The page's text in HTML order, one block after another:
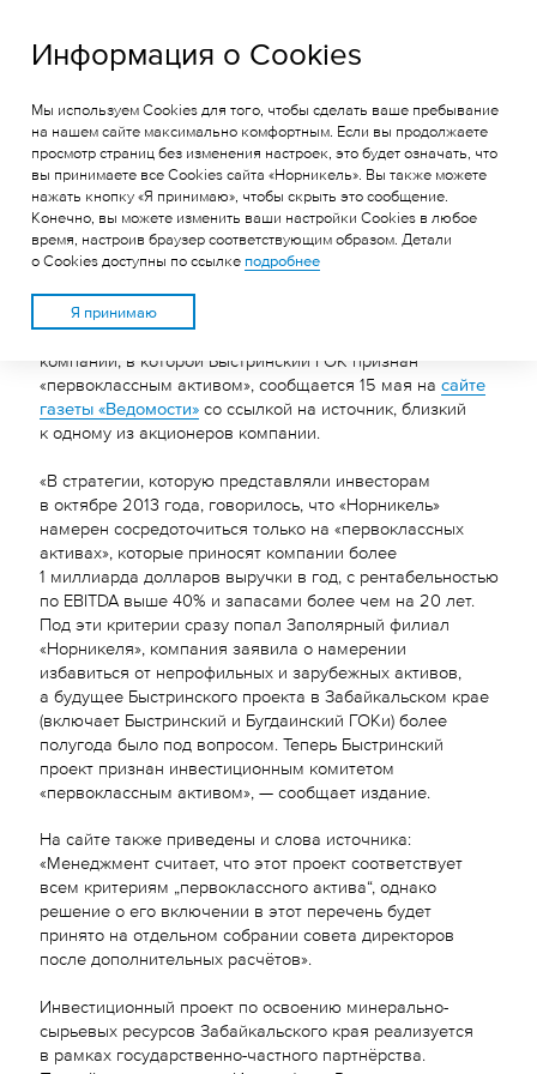
«НОРНИКЕЛЬ» ВКЛЮЧИЛ
БЫСТРИНСКИЙ ГОК В
ЧИСЛО «ПЕРВОКЛАССНЫХ
АКТИВОВ» КОМПАНИИ
«Норильский никель» накануне встречи с инвесторами
в Лондоне подготовил обновлённую стратегию развития
компании, в которой Быстринский ГОК признан
«первоклассным активом», сообщается 15 мая на сайте
газеты «Ведомости»со ссылкой на источник, близкий
к одному из акционеров компании.
«В стратегии, которую представляли инвесторам
в октябре 2013 года, говорилось, что «Норникель»
намерен сосредоточиться только на «первоклассных
активах», которые приносят компании более
1 миллиарда долларов выручки в год, с рентабельностью
по EBITDA выше 40% и запасами более чем на 20 лет.
Под эти критерии сразу попал Заполярный филиал
«Норникеля», компания заявила о намерении
избавиться от непрофильных и зарубежных активов,
а будущее Быстринского проекта в Забайкальском крае
(включает Быстринский и Бугдаинский ГОКи) более
полугода было под вопросом. Теперь Быстринский
проект признан инвестиционным комитетом
«первоклассным активом», — сообщает издание.
На сайте также приведены и слова источника:
«Менеджмент считает, что этот проект соответствует
всем критериям „первоклассного актива“, однако
решение о его включении в этот перечень будет
принято на отдельном собрании совета директоров
после дополнительных расчётов».
Инвестиционный проект по освоению минерально-
сырьевых ресурсов Забайкальского края реализуется
в рамках государственно-частного партнёрства.
Информация о Cookies
Мы используем Cookies для того, чтобы сделать ваше пребывание
на нашем сайте максимально комфортным. Если вы продолжаете
просмотр страниц без изменения настроек, это будет означать, что
вы принимаете все Cookies сайта «Норникель». Вы также можете
нажать кнопку «Я принимаю», чтобы скрыть это сообщение.
Конечно, вы можете изменить ваши настройки Cookies в любое
время, настроив браузер соответствующим образом. Детали
о Cookies доступны по ссылке подробнее
Я принимаю